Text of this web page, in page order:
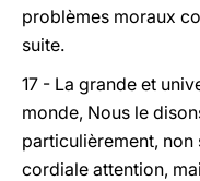
problèmes moraux
suite.
17 - La grande et
monde, Nous le
particulièrement,
cordiale attention,